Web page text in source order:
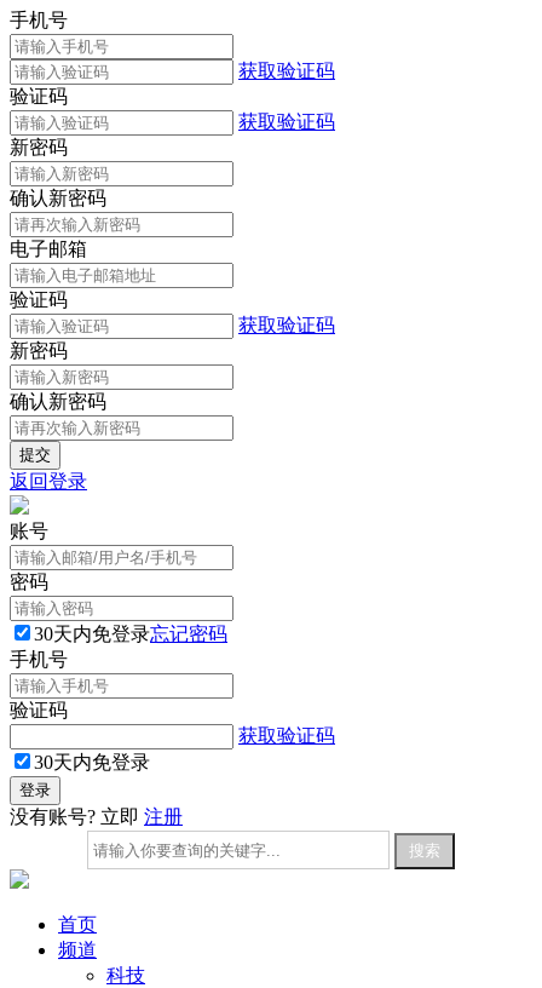
手机号
获取验证码
验证码
获取验证码
新密码
确认新密码
电子邮箱
验证码
获取验证码
新密码
确认新密码
返回登录
账号
密码
30天内免登录忘记密码
手机号
验证码
获取验证码
30天内免登录
没有账号? 立即 注册
首页
频道
科技